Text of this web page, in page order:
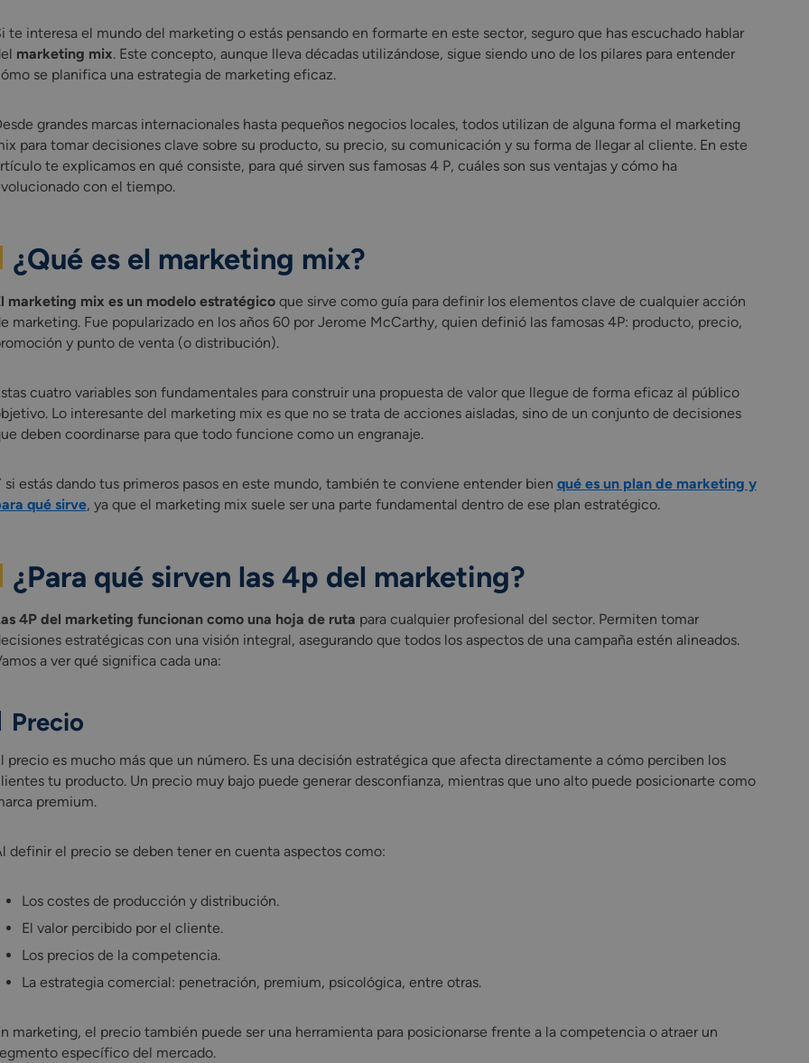
te interesa el mundo del marketing o estás pensando en formarte en este sector, seguro que has escuchado hablar
marketing mix. Este concepto, aunque lleva décadas utilizándose, sigue siendo uno de los pilares para entender
se planifica una estrategia de marketing eficaz.
grandes marcas internacionales hasta pequeños negocios locales, todos utilizan de alguna forma el marketing
para tomar decisiones clave sobre su producto, su precio, su comunicación y su forma de llegar al cliente. En este
te explicamos en qué consiste, para qué sirven sus famosas 4 P, cuáles son sus ventajas y cómo ha
con el tiempo.
¿Qué es el marketing mix?
marketing mix es un modelo estratégicoque sirve como guía para definir los elementos clave de cualquier acción
marketing. Fue popularizado en los años 60 por Jerome McCarthy, quien definió las famosas 4P: producto, precio,
y punto de venta (o distribución).
cuatro variables son fundamentales para construir una propuesta de valor que llegue de forma eficaz al público
Lo interesante del marketing mix es que no se trata de acciones aisladas, sino de un conjunto de decisiones
deben coordinarse para que todo funcione como un engranaje.
si estás dando tus primeros pasos en este mundo, también te conviene entender bien qué es un plan de marketing y
qué sirve, ya que el marketing mix suele ser una parte fundamental dentro de ese plan estratégico.
¿Para qué sirven las 4p del marketing?
4P del marketing funcionan como una hoja de ruta para cualquier profesional del sector. Permiten tomar
estratégicas con una visión integral, asegurando que todos los aspectos de una campaña estén alineados.
a ver qué significa cada una:
Precio
precio es mucho más que un número. Es una decisión estratégica que afecta directamente a cómo perciben los
tu producto. Un precio muy bajo puede generar desconfianza, mientras que uno alto puede posicionarte como
premium.
definir el precio se deben tener en cuenta aspectos como:
Los costes de producción y distribución.
El valor percibido por el cliente.
Los precios de la competencia.
La estrategia comercial: penetración, premium, psicológica, entre otras.
marketing, el precio también puede ser una herramienta para posicionarse frente a la competencia o atraer un
específico del mercado.